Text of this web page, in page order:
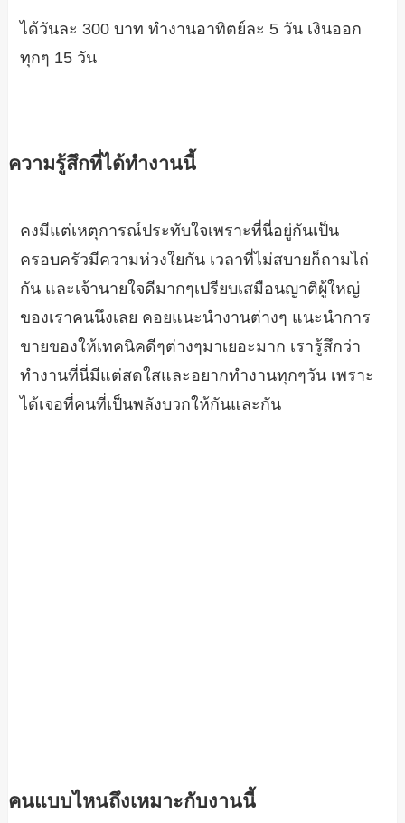
ได้วันละ 300 บาท ทำงานอาทิตย์ละ 5 วัน เงินออก
ทุกๆ 15 วัน
ความรู้สึกที่ได้ทำงานนี้
คงมีแต่เหตุการณ์ประทับใจเพราะที่นี่อยู่กันเป็น
ครอบครัวมีความห่วงใยกัน เวลาที่ไม่สบายก็ถามไถ่
กัน และเจ้านายใจดีมากๆเปรียบเสมือนญาติผู้ใหญ่
ของเราคนนึงเลย คอยแนะนำงานต่างๆ แนะนำการ
ขายของให้เทคนิคดีๆต่างๆมาเยอะมาก เรารู้สึกว่า
ทำงานที่นี่มีแต่สดใสและอยากทำงานทุกๆวัน เพราะ
ได้เจอที่คนที่เป็นพลังบวกให้กันและกัน
คนแบบไหนถึงเหมาะกับงานนี้